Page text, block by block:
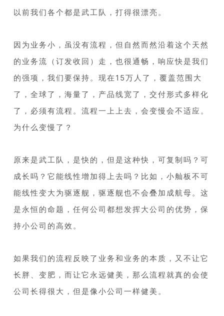
以前我们各个都是武工队，打得很漂亮。
因为业务小，虽没有流程，但自然而然沿着这个天然
的业务流（订发收回）走，也很通畅，响应快是我们
的强项，我们要保持。现在15万人了，覆盖范围大
了，全球了，海量了，产品线宽了，交付形式多样化
了，必须有流程。流程一上上去，会变慢会不适应。
为什么变慢了？
原来是武工队，是快的，但是这种快，可复制吗？可
成长吗？它能线性增加得上去吗？比如，小舢板不可
能线性变大为驱逐舰，驱逐舰也不会叠加成航母。这
是永恒的命题，任何公司都想发挥大公司的优势，保
持小公司的高效。
如果我们的流程反映了业务和业务的本质，又不让它
长胖、变肥，而让它永远健美，那么流程就真的会使
公司长得很大，但是像小公司一样健美。